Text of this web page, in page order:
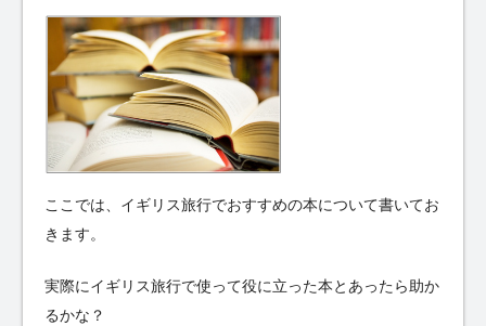
ここでは、イギリス旅行でおすすめの本について書いてお
きます。
実際にイギリス旅行で使って役に立った本とあったら助か
るかな？